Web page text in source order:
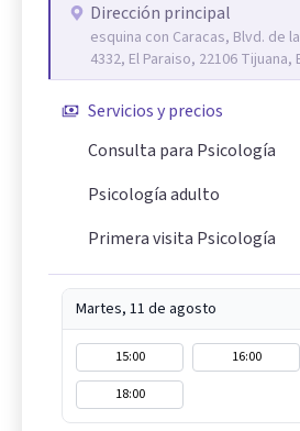
Dirección principal
esquina con Caracas, Blvd. de
4332, El Paraiso, 22106 Tijuana,
Servicios y precios
Consulta para Psicología
Psicología adulto
Primera visita Psicología
Martes, 11 de agosto
15:00 16:00
18:00